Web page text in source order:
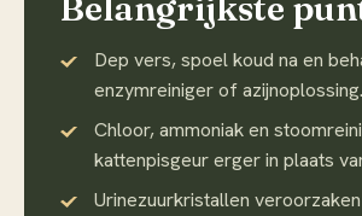
Dep vers, spoel koud na en
enzymreiniger of azijnoplossing.
Chloor, ammoniak en
kattenpisgeur erger in plaats
Urinezuurkristallen